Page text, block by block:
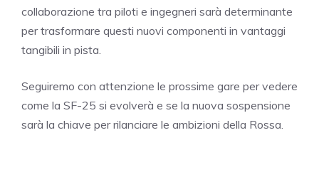
collaborazione tra piloti e ingegneri sarà determinante
per trasformare questi nuovi componenti in vantaggi
tangibili in pista.
Seguiremo con attenzione le prossime gare per vedere
come la SF-25 si evolverà e se la nuova sospensione
sarà la chiave per rilanciare le ambizioni della Rossa.